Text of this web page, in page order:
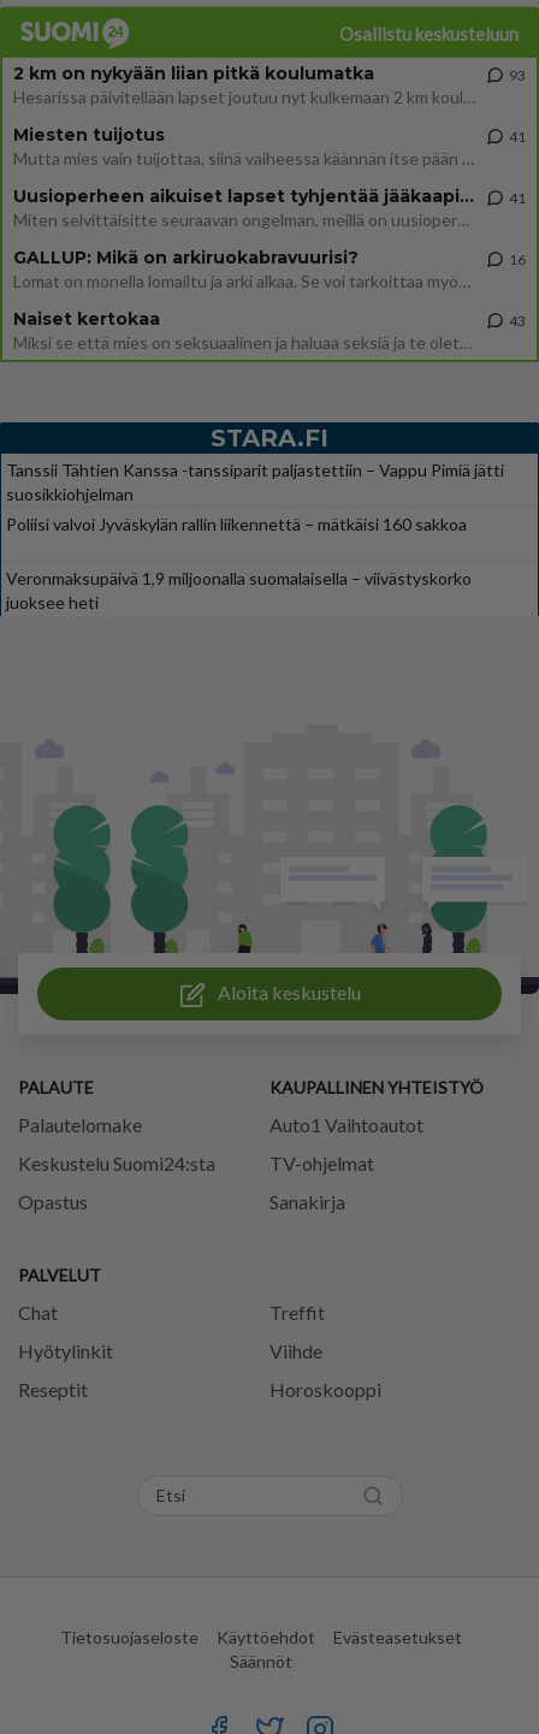
Osallistu keskusteluun
2 km on nykyään liian pitkä koulumatka
Hesarissa päivitellään lapset joutuu nyt kulkemaan 2 km kouluun jösses. Ruostefillarilla tuo matka menee vaikka miten äk
93
Miesten tuijotus
Mutta mies vain tuijottaa, siinä vaiheessa käännän itse pään pois. Mikä juttu? Yleensä jos joku tuijottaa tai katsoo, hä
41
Uusioperheen aikuiset lapset tyhjentää jääkaapin käydessään
Miten selvittäisitte seuraavan ongelman, meillä on uusioperhe, minulla teini-ikäiset lapset ja puolisolla aikuiset, jotk
41
GALLUP: Mikä on arkiruokabravuurisi?
Lomat on monella lomailtu ja arki alkaa. Se voi tarkoittaa myös sitä, että grillailut on grillattu ja palataan arjen ruo
16
Naiset kertokaa
Miksi se että mies on seksuaalinen ja haluaa seksiä ja te olette hänen mielestänne haluttava on vastenmielistä? Mikä sii
43
STARA.FI
Tanssii Tähtien Kanssa -tanssiparit paljastettiin – Vappu Pimiä jätti
suosikkiohjelman
Poliisi valvoi Jyväskylän rallin liikennettä – mätkäisi 160 sakkoa
Veronmaksupäivä 1,9 miljoonalla suomalaisella – viivästyskorko
juoksee heti
Aloita keskustelu
PALAUTE
Palautelomake
Keskustelu Suomi24:sta
Opastus
PALVELUT
Chat
Treffit
Hyötylinkit
Viihde
Reseptit
Horoskooppi
KAUPALLINEN YHTEISTYÖ
Auto1 Vaihtoautot
TV-ohjelmat
Sanakirja
Tietosuojaseloste Käyttöehdot
Evästeasetukset
Säännöt